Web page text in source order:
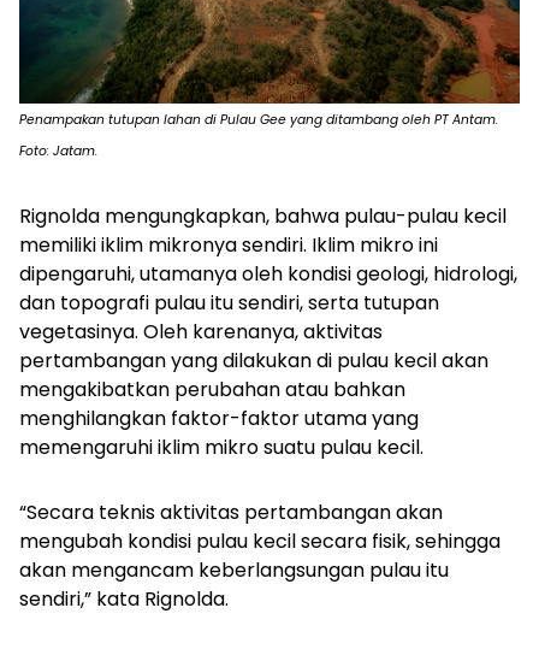
Penampakan tutupan lahan di Pulau Gee yang ditambang oleh PT Antam.
Foto: Jatam.
Rignolda mengungkapkan, bahwa pulau-pulau kecil
memiliki iklim mikronya sendiri. Iklim mikro ini
dipengaruhi, utamanya oleh kondisi geologi, hidrologi,
dan topografi pulau itu sendiri, serta tutupan
vegetasinya. Oleh karenanya, aktivitas
pertambangan yang dilakukan di pulau kecil akan
mengakibatkan perubahan atau bahkan
menghilangkan faktor-faktor utama yang
memengaruhi iklim mikro suatu pulau kecil.
“Secara teknis aktivitas pertambangan akan
mengubah kondisi pulau kecil secara fisik, sehingga
akan mengancam keberlangsungan pulau itu
sendiri,” kata Rignolda.